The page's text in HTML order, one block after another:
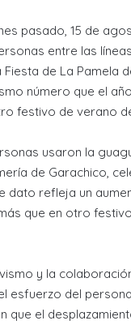
pasado, 15 de
entre las
de La Pamela
número que el
festivo de verano
usaron la
de Garachico,
dato refleja un
que en otro
y la
esfuerzo del
que el